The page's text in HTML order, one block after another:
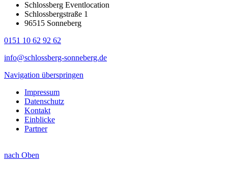
Schlossberg Eventlocation
Schlossbergstraße 1
96515 Sonneberg
0151 10 62 92 62
info@schlossberg-sonneberg.de
Navigation überspringen
Impressum
Datenschutz
Kontakt
Einblicke
Partner
nach Oben